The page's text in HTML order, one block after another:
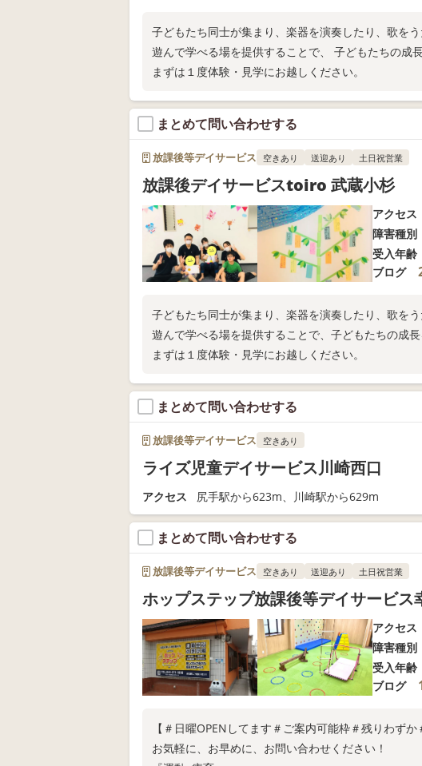
子どもたち同士が集まり、楽器を演奏したり、歌を
遊んで学べる場を提供することで、 子どもたちの成
まずは１度体験・見学にお越しください。
まとめて問い合わせする
放課後等デイサービス 空きあり 送迎あり 土日祝営業
放課後デイサービスtoiro 武蔵小杉
アクセス
障害種別
受入年齢
ブログ
子どもたち同士が集まり、楽器を演奏したり、歌を
遊んで学べる場を提供することで、子どもたちの成長
まずは１度体験・見学にお越しください。
まとめて問い合わせする
放課後等デイサービス 空きあり
ライズ児童デイサービス川崎西口
アクセス 尻手駅から623m、川崎駅から629m
まとめて問い合わせする
放課後等デイサービス 空きあり 送迎あり 土日祝営業
ホップステップ放課後等デイサービス
アクセス
障害種別
受入年齢
ブログ
【＃日曜OPENしてます＃ご案内可能枠＃残りわ
お気軽に、お早めに、お問い合わせください！